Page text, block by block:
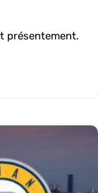
présentement.